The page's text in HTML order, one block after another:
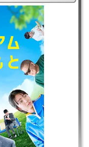
/満島ひかり/宇崎竜童/松
人知れず亡くなった方
。迷惑な行動は人と人を